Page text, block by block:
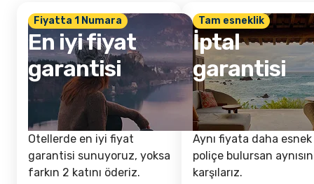
Fiyatta 1 Numara
En iyi fiyat
garantisi
Otellerde en iyi fiyat
garantisi sunuyoruz, yoksa
farkın 2 katını öderiz.
Tam esneklik
İptal
garantisi
Aynı fiyata daha
poliçe bulursan
karşılarız.